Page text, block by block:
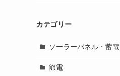
カテゴリー
ソーラーパネル・蓄電
節電